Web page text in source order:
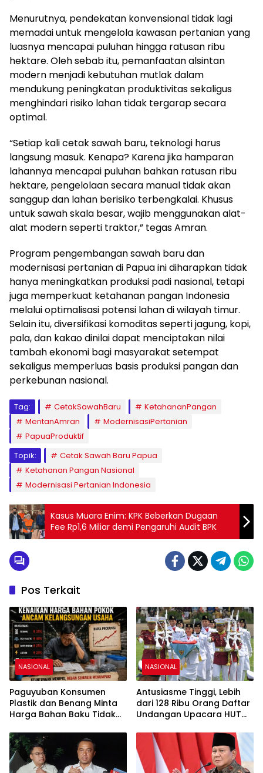
Menurutnya, pendekatan konvensional tidak lagi
memadai untuk mengelola kawasan pertanian yang
luasnya mencapai puluhan hingga ratusan ribu
hektare. Oleh sebab itu, pemanfaatan alsintan
modern menjadi kebutuhan mutlak dalam
mendukung peningkatan produktivitas sekaligus
menghindari risiko lahan tidak tergarap secara
optimal.
“Setiap kali cetak sawah baru, teknologi harus
langsung masuk. Kenapa? Karena jika hamparan
lahannya mencapai puluhan bahkan ratusan ribu
hektare, pengelolaan secara manual tidak akan
sanggup dan lahan berisiko terbengkalai. Khusus
untuk sawah skala besar, wajib menggunakan alat-
alat modern seperti traktor,” tegas Amran.
Program pengembangan sawah baru dan
modernisasi pertanian di Papua ini diharapkan tidak
hanya meningkatkan produksi padi nasional, tetapi
juga memperkuat ketahanan pangan Indonesia
melalui optimalisasi potensi lahan di wilayah timur.
Selain itu, diversifikasi komoditas seperti jagung, kopi,
pala, dan kakao dinilai dapat menciptakan nilai
tambah ekonomi bagi masyarakat setempat
sekaligus memperluas basis produksi pangan dan
perkebunan nasional.
Tag: CetakSawahBaru
KetahananPangan
MentanAmran
ModernisasiPertanian
PapuaProduktif
Topik:
Cetak Sawah Baru Papua
Ketahanan Pangan Nasional
Modernisasi Pertanian Indonesia
Kasus Muara Enim: KPK Beberkan Dugaan
Fee Rp1,6 Miliar demi Pengaruhi Audit BPK
Pos Terkait
NASIONAL
Paguyuban Konsumen
Plastik dan Benang Minta
Harga Bahan Baku Tidak
NASIONAL
Antusiasme Tinggi, Lebih
dari 128 Ribu Orang Daftar
Undangan Upacara HUT